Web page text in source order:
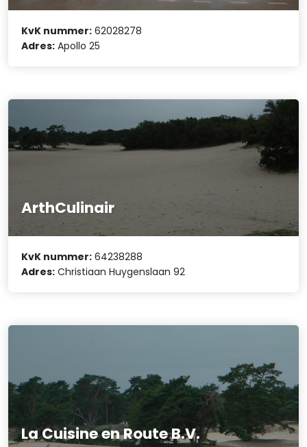
KvK nummer: 62028278
Adres: Apollo 25
ArthCulinair
KvK nummer: 64238288
Adres: Christiaan Huygenslaan 92
La Cuisine en Route B.V.